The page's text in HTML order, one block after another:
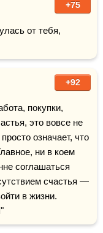
+75
от тебя,
+92
покупки,
это вовсе не
означает, что
ни в коем
соглашаться
счастья —
в жизни.